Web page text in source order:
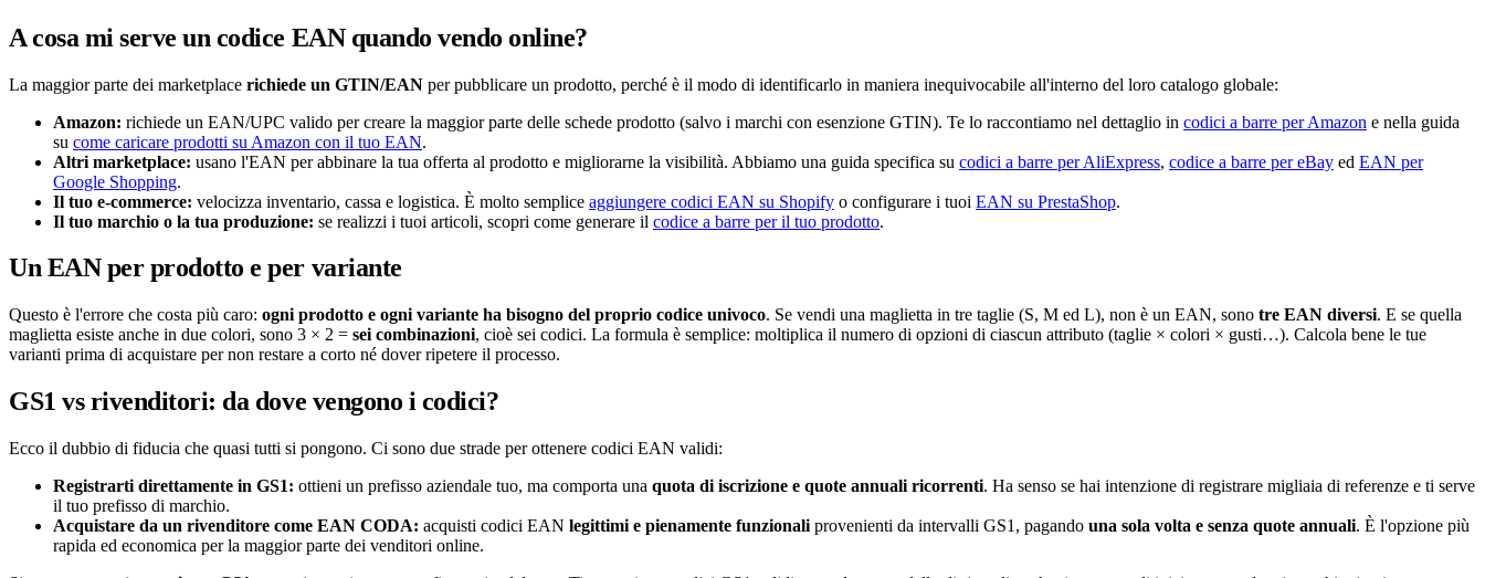
A cosa mi serve un codice EAN quando vendo online?
La maggior parte dei marketplace richiede un GTIN/EAN per pubblicare un prodotto, perché è il modo di identificarlo in maniera inequivocabile all'interno del loro catalogo globale:
Amazon: richiede un EAN/UPC valido per creare la maggior parte delle schede prodotto (salvo i marchi con esenzione GTIN). Te lo raccontiamo nel dettaglio in codici a barre per Amazon e nella guida
su come caricare prodotti su Amazon con il tuo EAN.
Altri marketplace: usano l'EAN per abbinare la tua offerta al prodotto e migliorarne la visibilità. Abbiamo una guida specifica su codici a barre per AliExpress, codice a barre per eBay ed EAN per
Google Shopping.
Il tuo e-commerce: velocizza inventario, cassa e logistica. È molto semplice aggiungere codici EAN su Shopify o configurare i tuoi EAN su PrestaShop.
Il tuo marchio o la tua produzione: se realizzi i tuoi articoli, scopri come generare il codice a barre per il tuo prodotto.
Un EAN per prodotto e per variante
Questo è l'errore che costa più caro: ogni prodotto e ogni variante ha bisogno del proprio codice univoco. Se vendi una maglietta in tre taglie (S, M ed L), non è un EAN, sono tre EAN diversi. E se quella
maglietta esiste anche in due colori, sono 3 × 2 = sei combinazioni, cioè sei codici. La formula è semplice: moltiplica il numero di opzioni di ciascun attributo (taglie × colori × gusti…). Calcola bene le tue
varianti prima di acquistare per non restare a corto né dover ripetere il processo.
GS1 vs rivenditori: da dove vengono i codici?
Ecco il dubbio di fiducia che quasi tutti si pongono. Ci sono due strade per ottenere codici EAN validi:
Registrarti direttamente in GS1: ottieni un prefisso aziendale tuo, ma comporta una quota di iscrizione e quote annuali ricorrenti. Ha senso se hai intenzione di registrare migliaia di referenze e ti serve
il tuo prefisso di marchio.
Acquistare da un rivenditore come EAN CODA: acquisti codici EAN legittimi e pienamente funzionali provenienti da intervalli GS1, pagando una sola volta e senza quote annuali. È l'opzione più
rapida ed economica per la maggior parte dei venditori online.